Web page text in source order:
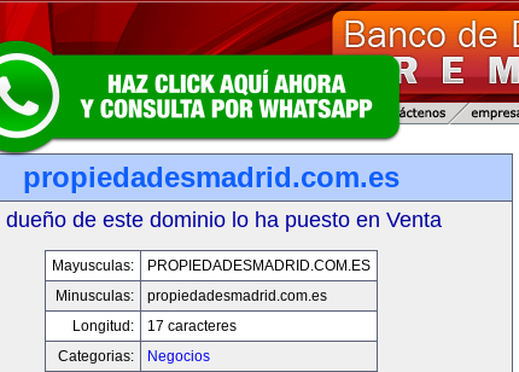
propiedadesmadrid.com.es
dueño de este dominio lo ha puesto en Venta
Mayusculas:
PROPIEDADESMADRID.COM.ES
Minusculas:
propiedadesmadrid.com.es
Longitud:
17 caracteres
Categorias:
Negocios